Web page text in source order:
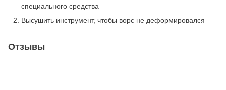
специального средства
Высушить инструмент, чтобы ворс не деформировался
Отзывы